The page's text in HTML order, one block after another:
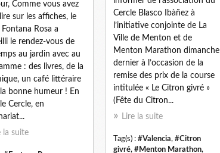
Comme vous avez
sur les affiches, le
Rosa a
le rendez-vous de
au jardin avec au
: des livres, de la
un café littéraire
bonne humeur ! En
Cercle, en
la suite
Cercle Blasco Ibàñez à
l’initiative conjointe de La
Ville de Menton et de
Menton Marathon dimanche
dernier à l’occasion de la
remise des prix de la course
intitulée « Le Citron givré »
(Fête du Citron...
Lire la suite
Tag(s) : #Valencia, #Citron
givré, #Menton Marathon,